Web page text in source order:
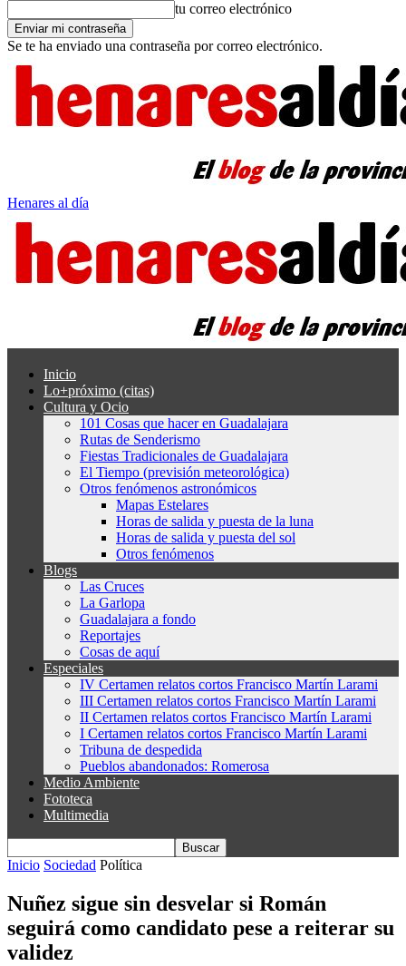
tu correo electrónico
Se te ha enviado una contraseña por correo electrónico.
Henares al día
Inicio
Lo+próximo (citas)
Cultura y Ocio
101 Cosas que hacer en Guadalajara
Rutas de Senderismo
Fiestas Tradicionales de Guadalajara
El Tiempo (previsión meteorológica)
Otros fenómenos astronómicos
Mapas Estelares
Horas de salida y puesta de la luna
Horas de salida y puesta del sol
Otros fenómenos
Blogs
Las Cruces
La Garlopa
Guadalajara a fondo
Reportajes
Cosas de aquí
Especiales
IV Certamen relatos cortos Francisco Martín Larami
III Certamen relatos cortos Francisco Martín Larami
II Certamen relatos cortos Francisco Martín Larami
I Certamen relatos cortos Francisco Martín Larami
Tribuna de despedida
Pueblos abandonados: Romerosa
Medio Ambiente
Fototeca
Multimedia
Inicio Sociedad Política
Nuñez sigue sin desvelar si Román
seguirá como candidato pese a reiterar su
validez